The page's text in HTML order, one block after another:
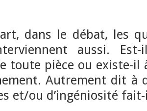
dans le débat, les
aussi.
toute pièce ou existe-il
Autrement dit à
et/ou d’ingéniosité